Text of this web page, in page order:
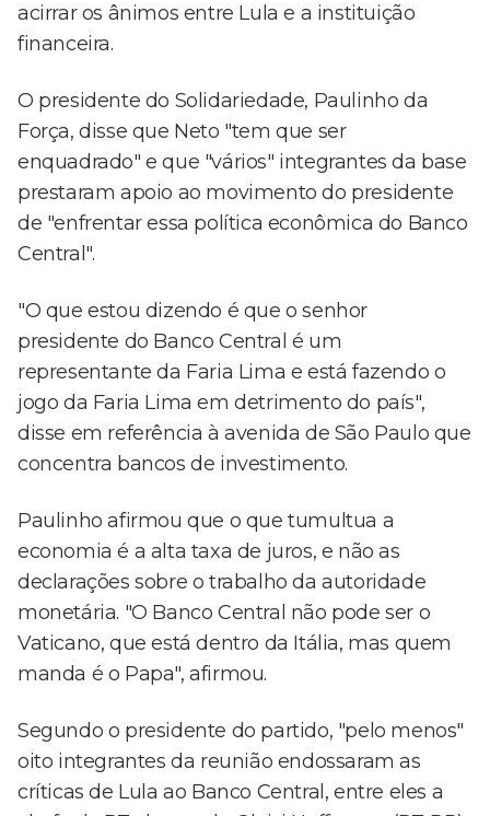
acirrar os ânimos entre Lula e a instituição
financeira.
O presidente do Solidariedade, Paulinho da
Força, disse que Neto "tem que ser
enquadrado" e que "vários" integrantes da base
prestaram apoio ao movimento do presidente
de "enfrentar essa política econômica do Banco
Central".
"O que estou dizendo é que o senhor
presidente do Banco Central é um
representante da Faria Lima e está fazendo o
jogo da Faria Lima em detrimento do país",
disse em referência à avenida de São Paulo que
concentra bancos de investimento.
Paulinho afirmou que o que tumultua a
economia é a alta taxa de juros, e não as
declarações sobre o trabalho da autoridade
monetária. "O Banco Central não pode ser o
Vaticano, que está dentro da Itália, mas quem
manda é o Papa", afirmou.
Segundo o presidente do partido, "pelo menos"
oito integrantes da reunião endossaram as
críticas de Lula ao Banco Central, entre eles a